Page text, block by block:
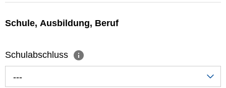
Schule, Ausbildung, Beruf
Schulabschluss
---